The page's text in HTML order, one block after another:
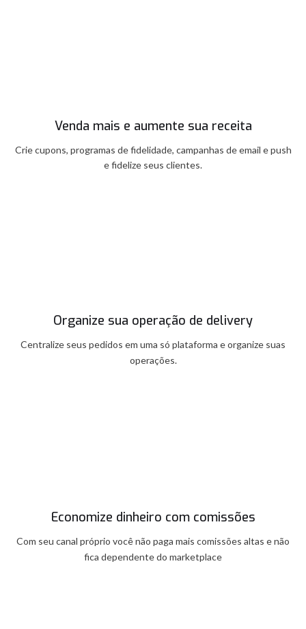
Venda mais e aumente sua receita
Crie cupons, programas de fidelidade, campanhas de email e push
e fidelize seus clientes.
Organize sua operação de delivery
Centralize seus pedidos em uma só plataforma e organize suas
operações.
Economize dinheiro com comissões
Com seu canal próprio você não paga mais comissões altas e não
fica dependente do marketplace